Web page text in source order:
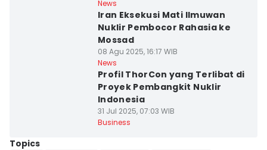
News
Iran Eksekusi Mati Ilmuwan
Nuklir Pembocor Rahasia ke
Mossad
08 Agu 2025, 16:17 WIB
News
Profil ThorCon yang Terlibat di
Proyek Pembangkit Nuklir
Indonesia
31 Jul 2025, 07:03 WIB
Business
Topics